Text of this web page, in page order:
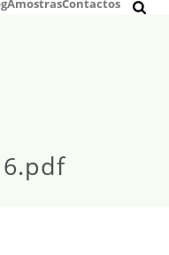
AmostrasContactos